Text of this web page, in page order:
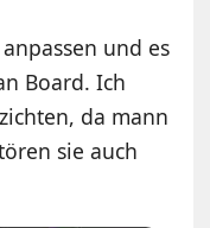
und es
Board. Ich
da mann
sie auch